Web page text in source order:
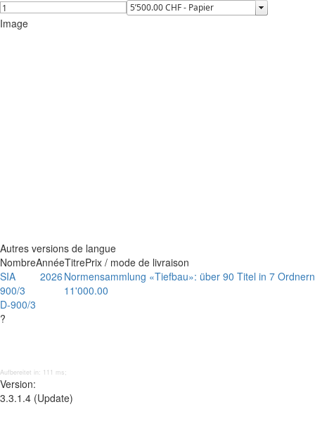
Image
Autres versions de langue
NombreAnnéeTitrePrix / mode de livraison
SIA
900/3
D-900/3
?
2026 Normensammlung «Tiefbau»: über 90 Titel in 7
11'000.00
Aufbereitet in: 111 ms;
Version:
3.3.1.4 (Update)